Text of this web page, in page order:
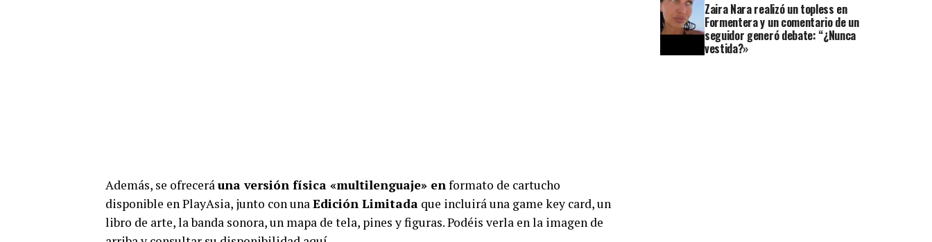
Además, se ofrecerá una versión física «multilenguaje» en formato de cartucho
disponible en PlayAsia, junto con una Edición Limitada que incluirá una game key card, un
libro de arte, la banda sonora, un mapa de tela, pines y figuras. Podéis verla en la imagen de
Zaira Nara realizó un topless en
Formentera y un comentario de un
seguidor generó debate: “¿Nunca
vestida?»